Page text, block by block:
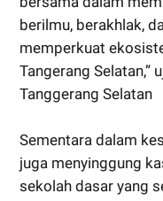
berilmu, berakhlak,
memperkuat
Tangerang Selatan,”
Tanggerang Selatan
Sementara dalam
juga menyinggung
sekolah dasar yang